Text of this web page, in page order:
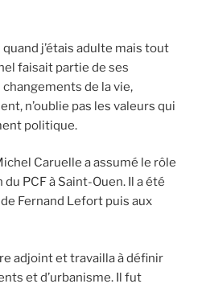
quand j’étais adulte mais tout
faisait partie de ses
de la vie,
n’oublie pas les valeurs qui
politique.
Caruelle a assumé le rôle
PCF à Saint-Ouen. Il a été
Fernand Lefort puis aux
adjoint et travailla à définir
et d’urbanisme. Il fut